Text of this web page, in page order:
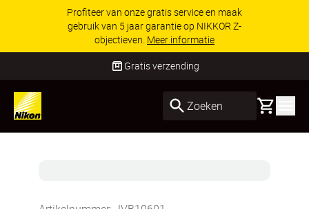
Profiteer van onze gratis service en maak
gebruik van 5 jaar garantie op NIKKOR Z-
objectieven. Meer informatie
Gratis verzending
Zoeken Basket